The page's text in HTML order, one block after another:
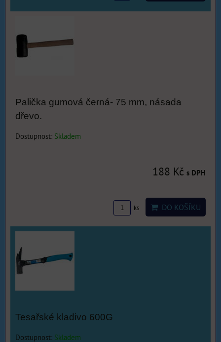
Palička gumová černá- 75 mm, násada
dřevo.
Dostupnost: Skladem
188 Kč s DPH
ks DO KOŠÍKU
Tesařské kladivo 600G
Dostupnost: Skladem